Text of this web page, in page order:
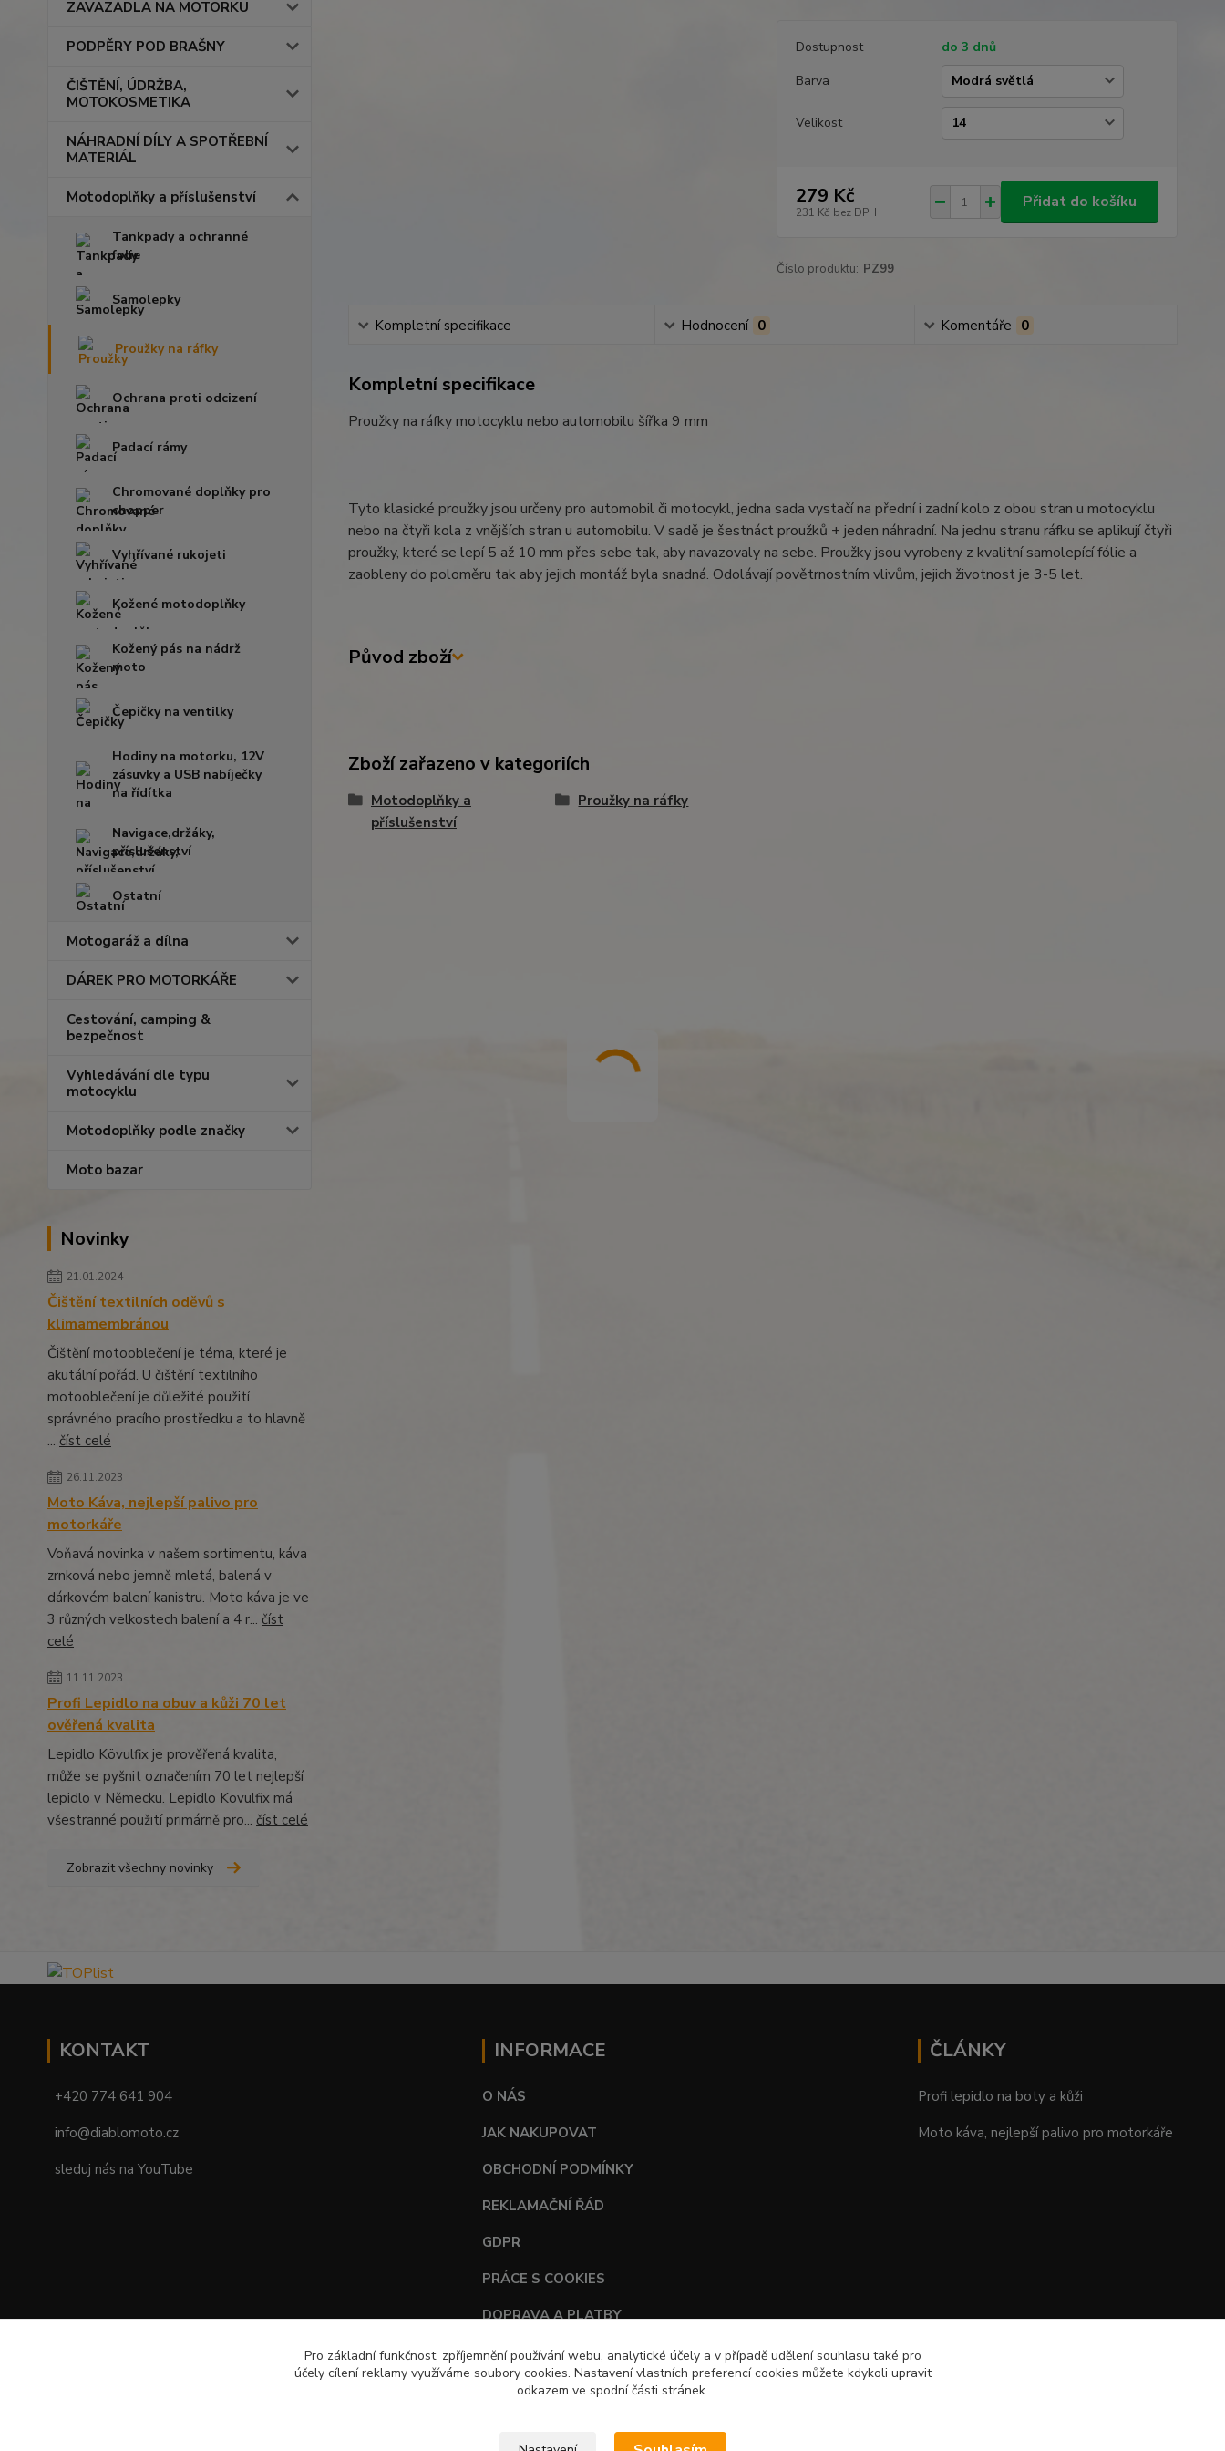
ZAVAZADLA NA MOTORKU
PODPĚRY POD BRAŠNY
ČIŠTĚNÍ, ÚDRŽBA,
MOTOKOSMETIKA
NÁHRADNÍ DÍLY A SPOTŘEBNÍ
MATERIÁL
Motodoplňky a příslušenství
Tankpady a ochranné
folie
Samolepky
Proužky na ráfky
Ochrana proti odcizení
Padací rámy
Chromované doplňky pro
chopper
Vyhřívané rukojeti
Kožené motodoplňky
Kožený pás na nádrž
moto
Čepičky na ventilky
Hodiny na motorku, 12V
zásuvky a USB nabíječky
na řídítka
Navigace,držáky,
příslušenství
Ostatní
Motogaráž a dílna
DÁREK PRO MOTORKÁŘE
Cestování, camping &
bezpečnost
Vyhledávání dle typu
motocyklu
Motodoplňky podle značky
Moto bazar
Novinky
21.01.2024
Čištění textilních oděvů s
klimamembránou
Čištění motooblečení je téma, které je
akutální pořád. U čištění textilního
motooblečení je důležité použití
správného pracího prostředku a to hlavně
... číst celé
26.11.2023
Moto Káva, nejlepší palivo pro
motorkáře
Voňavá novinka v našem sortimentu, káva
zrnková nebo jemně mletá, balená v
dárkovém balení kanistru. Moto káva je ve
3 různých velkostech balení a 4 r... číst
celé
11.11.2023
Profi Lepidlo na obuv a kůži 70 let
ověřená kvalita
Lepidlo Kövulfix je prověřená kvalita,
může se pyšnit označením 70 let nejlepší
lepidlo v Německu. Lepidlo Kovulfix má
všestranné použití primárně pro... číst celé
Zobrazit všechny novinky
Dostupnost
do 3 dnů
Barva
Velikost
279 Kč
231 Kč bez DPH
Přidat do košíku
Číslo produktu: PZ99
Kompletní specifikace Hodnocení 0 Komentáře 0
Kompletní specifikace
Proužky na ráfky motocyklu nebo automobilu šířka 9 mm
Tyto klasické proužky jsou určeny pro automobil či motocykl, jedna sada vystačí na přední i zadní kolo z obou stran u motocyklu
nebo na čtyři kola z vnějších stran u automobilu. V sadě je šestnáct proužků + jeden náhradní. Na jednu stranu ráfku se aplikují čtyři
proužky, které se lepí 5 až 10 mm přes sebe tak, aby navazovaly na sebe. Proužky jsou vyrobeny z kvalitní samolepící fólie a
zaobleny do poloměru tak aby jejich montáž byla snadná. Odolávají povětrnostním vlivům, jejich životnost je 3-5 let.
Původ zboží
Zboží zařazeno v kategoriích
Motodoplňky a
příslušenství
Proužky na ráfky
KONTAKT
+420 774 641 904
info@diablomoto.cz
sleduj nás na YouTube
INFORMACE
O NÁS
JAK NAKUPOVAT
OBCHODNÍ PODMÍNKY
REKLAMAČNÍ ŘÁD
GDPR
PRÁCE S COOKIES
DOPRAVA A PLATBY
TABULKY VELIKOSTÍ
ČLÁNKY
Profi lepidlo na boty a kůži
Moto káva, nejlepší palivo pro motorkáře
Pro základní funkčnost, zpříjemnění používání webu, analytické účely a v případě udělení souhlasu také pro
účely cílení reklamy využíváme soubory cookies. Nastavení vlastních preferencí cookies můžete kdykoli upravit
odkazem ve spodní části stránek.